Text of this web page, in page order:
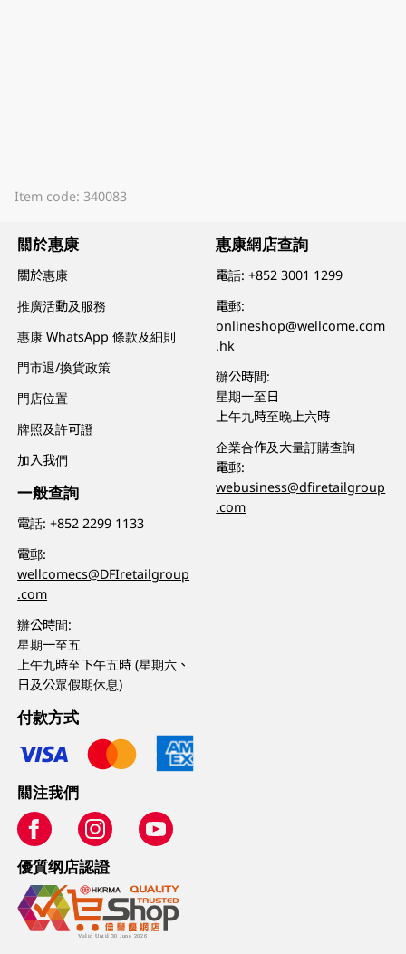
Item code: 340083
關於惠康
關於惠康
推廣活動及服務
惠康 WhatsApp 條款及細則
門市退/換貨政策
門店位置
牌照及許可證
加入我們
一般查詢
電話:+852 2299 1133
電郵:
wellcomecs@DFIretailgroup
.com
辦公時間:
星期一至五
上午九時至下午五時 (星期六、
日及公眾假期休息)
惠康網店查詢
電話:+852 3001 1299
電郵:
onlineshop@wellcome.com
.hk
辦公時間:
星期一至日
上午九時至晚上六時
企業合作及大量訂購查詢
電郵:
webusiness@dfiretailgroup
.com
付款方式
關注我們
優質纲店認證